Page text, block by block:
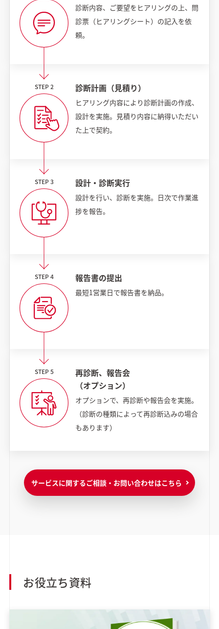
診断内容、ご要望をヒアリングの上、問
診票（ヒアリングシート）の記入を依
頼。
診断計画（見積り）
ヒアリング内容により診断計画の作成、
設計を実施。見積り内容に納得いただい
た上で契約。
設計・診断実行
設計を行い、診断を実施。日次で作業進
捗を報告。
報告書の提出
最短1営業日で報告書を納品。
再診断、報告会
（オプション）
オプションで、再診断や報告会を実施。
（診断の種類によって再診断込みの場合
もあります）
サービスに関するご相談・お問い合わせはこちら
お役立ち資料